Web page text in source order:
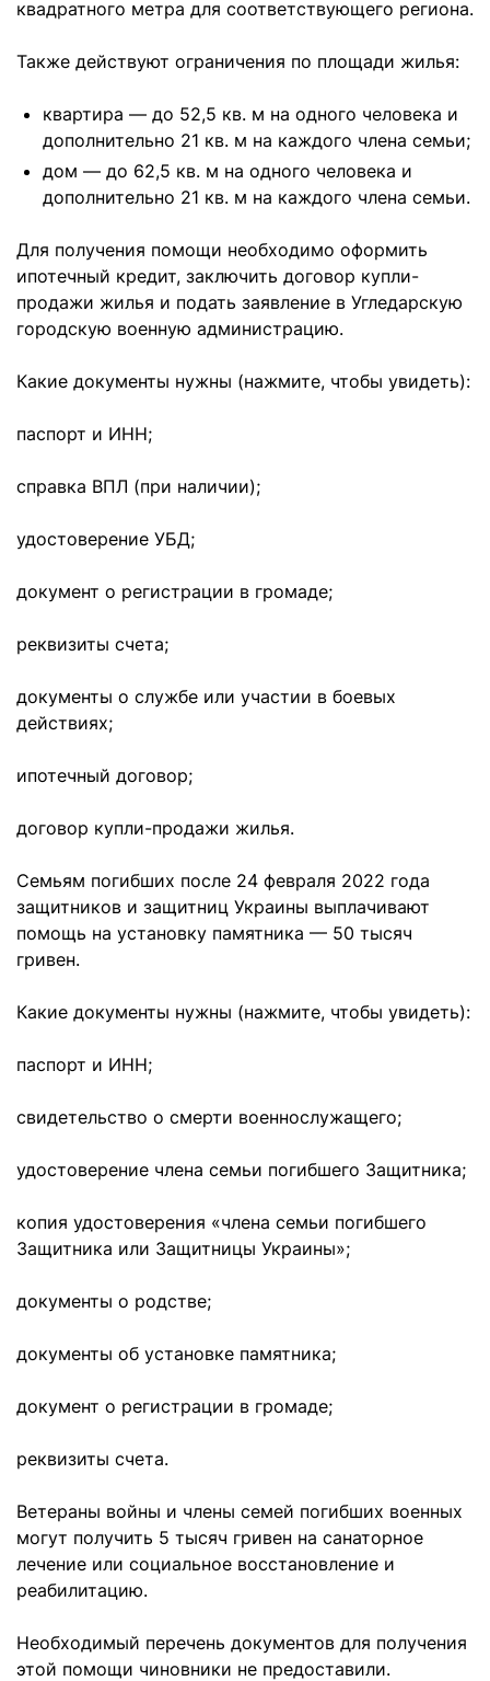
квадратного метра для соответствующего региона.
Также действуют ограничения по площади жилья:
квартира — до 52,5 кв. м на одного человека и
дополнительно 21 кв. м на каждого члена семьи;
дом — до 62,5 кв. м на одного человека и
дополнительно 21 кв. м на каждого члена семьи.
Для получения помощи необходимо оформить
ипотечный кредит, заключить договор купли-
продажи жилья и подать заявление в Угледарскую
городскую военную администрацию.
Какие документы нужны (нажмите, чтобы увидеть):
паспорт и ИНН;
справка ВПЛ (при наличии);
удостоверение УБД;
документ о регистрации в громаде;
реквизиты счета;
документы о службе или участии в боевых
действиях;
ипотечный договор;
договор купли-продажи жилья.
Семьям погибших после 24 февраля 2022 года
защитников и защитниц Украины выплачивают
помощь на установку памятника — 50 тысяч
гривен.
Какие документы нужны (нажмите, чтобы увидеть):
паспорт и ИНН;
свидетельство о смерти военнослужащего;
удостоверение члена семьи погибшего Защитника;
копия удостоверения «члена семьи погибшего
Защитника или Защитницы Украины»;
документы о родстве;
документы об установке памятника;
документ о регистрации в громаде;
реквизиты счета.
Ветераны войны и члены семей погибших военных
могут получить 5 тысяч гривен на санаторное
лечение или социальное восстановление и
реабилитацию.
Необходимый перечень документов для получения
этой помощи чиновники не предоставили.